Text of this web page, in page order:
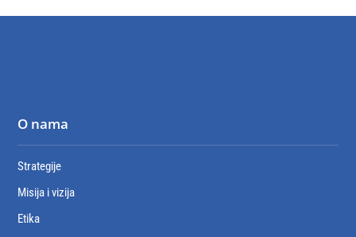
O nama
Strategije
Misija i vizija
Etika